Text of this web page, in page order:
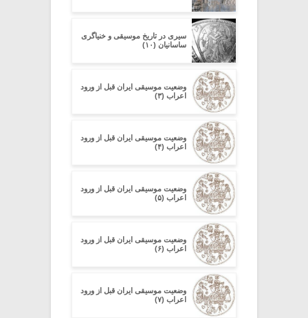
سیری در تاریخ موسیقی و خنیاگری
ساسانیان (۱۰)
وضعیت موسیقی ایران قبل از ورود
اعراب (۳)
وضعیت موسیقی ایران قبل از ورود
اعراب (۴)
وضعیت موسیقی ایران قبل از ورود
اعراب (۵)
وضعیت موسیقی ایران قبل از ورود
اعراب (۶)
وضعیت موسیقی ایران قبل از ورود
اعراب (۷)